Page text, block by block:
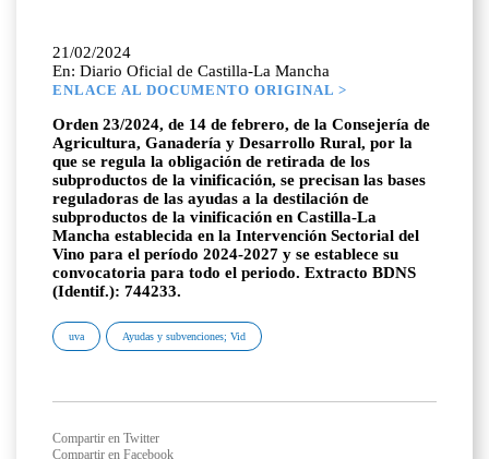
21/02/2024
En: Diario Oficial de Castilla-La Mancha
ENLACE AL DOCUMENTO ORIGINAL >
Orden 23/2024, de 14 de febrero, de la Consejería de
Agricultura, Ganadería y Desarrollo Rural, por la
que se regula la obligación de retirada de los
subproductos de la vinificación, se precisan las bases
reguladoras de las ayudas a la destilación de
subproductos de la vinificación en Castilla-La
Mancha establecida en la Intervención Sectorial del
Vino para el período 2024-2027 y se establece su
convocatoria para todo el periodo. Extracto BDNS
(Identif.): 744233.
uva Ayudas y subvenciones; Vid
Compartir en Twitter
Compartir en Facebook